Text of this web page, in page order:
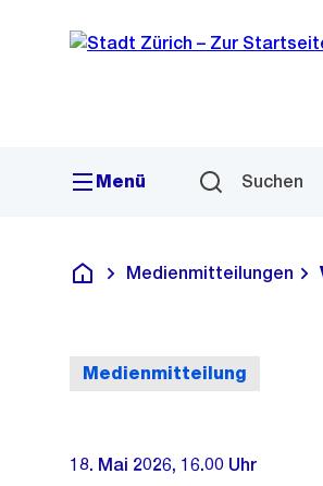
Navigation
Sprunglink
Menü Suchen
Deutsch
Medienmitteilungen
Medienmitteilung
18. Mai 2026, 16.00 Uhr